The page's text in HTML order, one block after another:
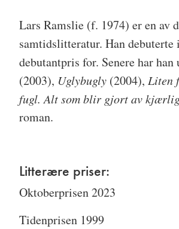
Lars Ramslie (f. 1974) er en av
samtidslitteratur. Han
debutantpris for. Senere har
(2003), Uglybugly (2004), Liten
fugl. Alt som blir gjort av
roman.
Litterære priser:
Oktoberprisen 2023
Tidenprisen 1999